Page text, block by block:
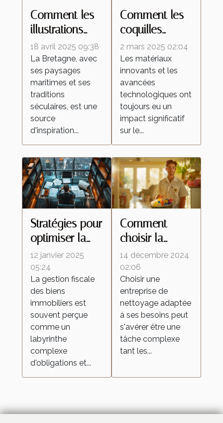
Comment les
illustrations
inspirées de la
Bretagne
célèbrent la
culture
régionale
18 avril 2025 09:38
La Bretagne, avec
ses paysages
maritimes et ses
traditions
séculaires, est une
source
d'inspiration...
Comment les
coquilles
d'œufs
améliorent les
peintures
réfléchissantes
2 mars 2025 02:04
Les matériaux
innovants et les
avancées
technologiques ont
toujours eu un
impact significatif
sur le...
Stratégies pour
optimiser la
fiscalité de vos
biens
immobiliers
12 janvier 2025
05:24
La gestion fiscale
des biens
immobiliers est
souvent perçue
comme un
labyrinthe
complexe
d'obligations et...
Comment
choisir la
meilleure
entreprise de
nettoyage
pour vos
besoins
14 décembre 2024
02:06
Choisir une
entreprise de
nettoyage adaptée
à ses besoins peut
s'avérer être une
tâche complexe
tant les...